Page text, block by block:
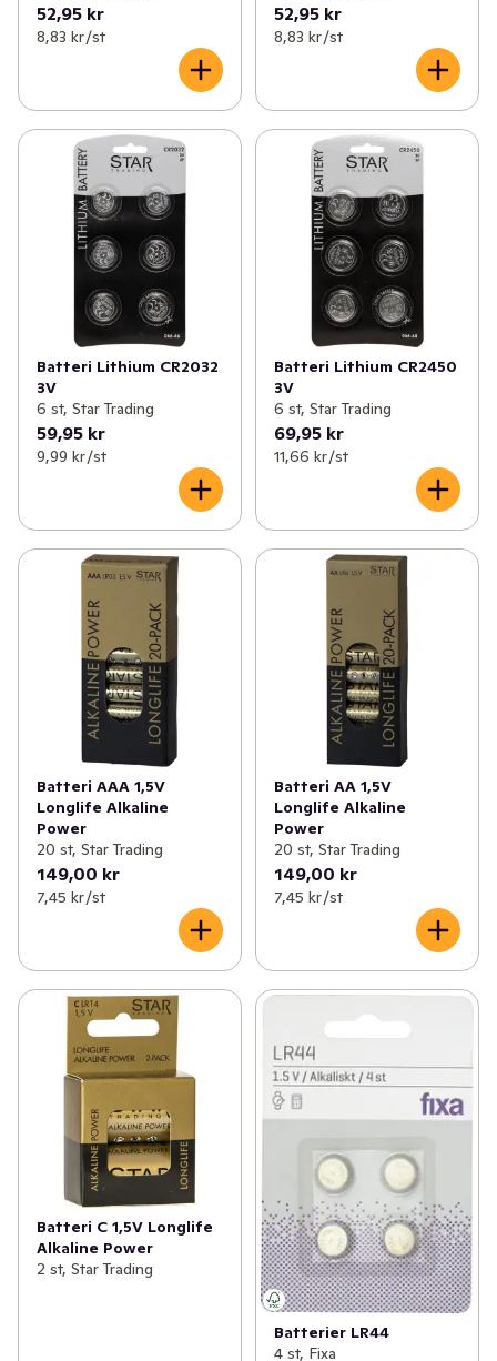
52,95 kr
8,83 kr /st
52,95 kr
8,83 kr /st
Batteri Lithium CR2032
3V
6 st, Star Trading
59,95 kr
9,99 kr /st
Batteri Lithium CR2450
3V
6 st, Star Trading
69,95 kr
11,66 kr /st
Batteri AAA 1,5V
Longlife Alkaline
Power
20 st, Star Trading
149,00 kr
7,45 kr /st
Batteri AA 1,5V
Longlife Alkaline
Power
20 st, Star Trading
149,00 kr
7,45 kr /st
Batteri C 1,5V Longlife
Alkaline Power
2 st, Star Trading
Batterier LR44
4 st, Fixa